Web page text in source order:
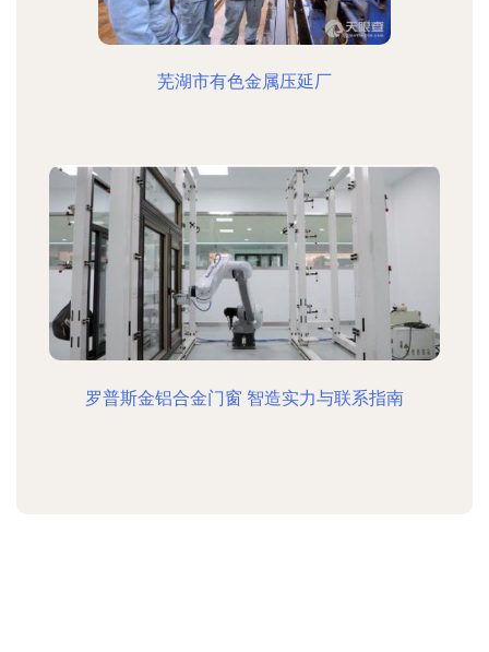
芜湖市有色金属压延厂
罗普斯金铝合金门窗 智造实力与联系指南